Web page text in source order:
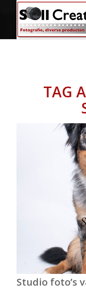
TAG
Studio foto’s